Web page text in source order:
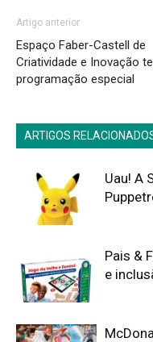
Artigo anterior
Espaço Faber-Castell de
Criatividade e Inovação
programação especial
ARTIGOS
Uau! A
Pais &
e